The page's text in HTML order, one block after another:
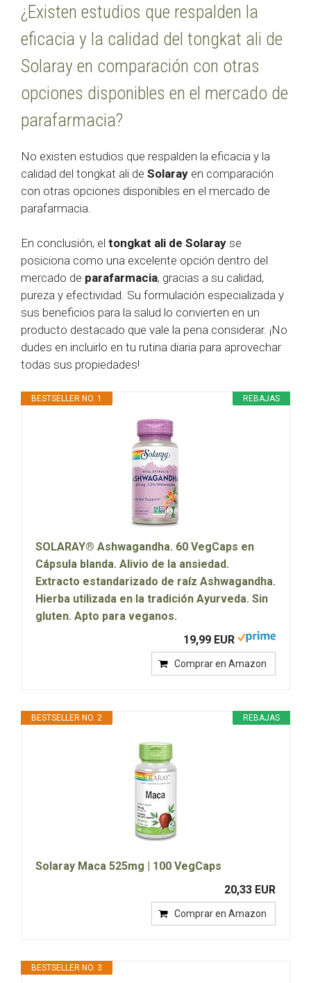
¿Existen estudios que respalden la
eficacia y la calidad del tongkat ali de
Solaray en comparación con otras
opciones disponibles en el mercado de
parafarmacia?
No existen estudios que respalden la eficacia y la
calidad del tongkat ali de Solaray en comparación
con otras opciones disponibles en el mercado de
parafarmacia.
En conclusión, el tongkat ali de Solaray se
posiciona como una excelente opción dentro del
mercado de parafarmacia, gracias a su calidad,
pureza y efectividad. Su formulación especializada y
sus beneficios para la salud lo convierten en un
producto destacado que vale la pena considerar. ¡No
dudes en incluirlo en tu rutina diaria para aprovechar
todas sus propiedades!
REBAJAS
BESTSELLER NO. 1
SOLARAY® Ashwagandha. 60 VegCaps en
Cápsula blanda. Alivio de la ansiedad.
Extracto estandarizado de raíz Ashwagandha.
Hierba utilizada en la tradición Ayurveda. Sin
gluten. Apto para veganos.
19,99 EUR
Comprar en Amazon
REBAJAS
BESTSELLER NO. 2
Solaray Maca 525mg | 100 VegCaps
20,33 EUR
Comprar en Amazon
BESTSELLER NO. 3